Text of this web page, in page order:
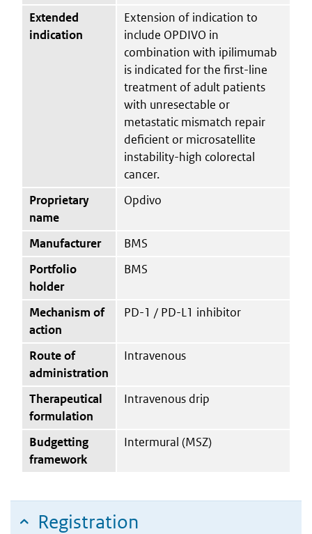
Extended
indication
Extension of indication to
include OPDIVO in
combination with ipilimumab
is indicated for the first-line
treatment of adult patients
with unresectable or
metastatic mismatch repair
deficient or microsatellite
instability-high colorectal
cancer.
Proprietary
name
Opdivo
Manufacturer
BMS
Portfolio
holder
BMS
Mechanism of
action
PD-1 / PD-L1 inhibitor
Route of
administration
Intravenous
Therapeutical
formulation
Intravenous drip
Budgetting
framework
Intermural (MSZ)
Registration